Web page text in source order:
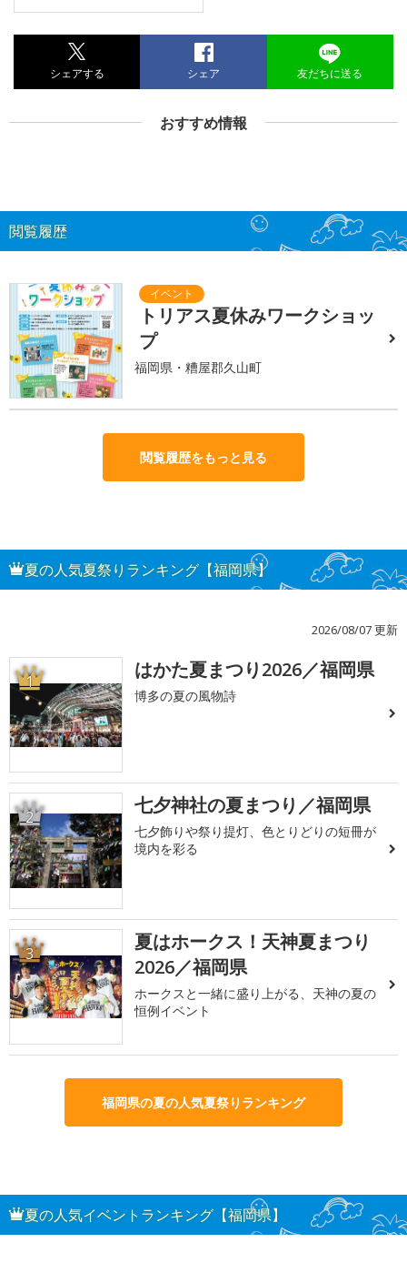
シェアする シェア 友だちに送る
おすすめ情報
閲覧履歴
トリアス夏休みワークショッ
プ
福岡県・糟屋郡久山町
閲覧履歴をもっと見る
夏の人気夏祭りランキング【福岡県】
2026/08/07 更新
1 はかた夏まつり2026／福岡県
博多の夏の風物詩
2 七夕神社の夏まつり／福岡県
七夕飾りや祭り提灯、色とりどりの短冊が
境内を彩る
3
夏はホークス！天神夏まつり
2026／福岡県
ホークスと一緒に盛り上がる、天神の夏の
恒例イベント
福岡県の夏の人気夏祭りランキング
夏の人気イベントランキング【福岡県】